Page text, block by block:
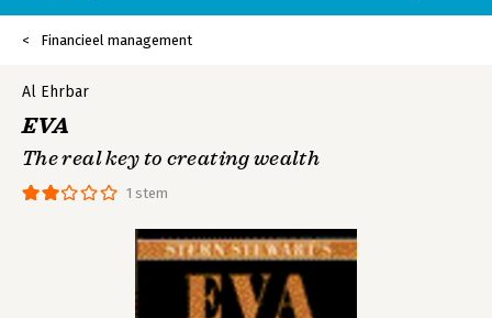
Financieel management
1 stem
Al Ehrbar
EVA
The real key to creating wealth